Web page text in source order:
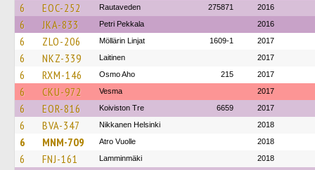
6 EOC-252 Rautaveden 275871 2016
6 JKA-833 Petri Pekkala 2016
6 ZLO-206 Möllärin Linjat 1609-1 2017
6 NKZ-339 Laitinen 2017
6 RXM-146 Osmo Aho 215 2017
6 CKU-972 Vesma 2017
6 EOR-816 Koiviston Tre 6659 2017
6 BVA-347 Nikkanen Helsinki 2018
6 MNM-709 Atro Vuolle 2018
6 FNJ-161 Lamminmäki 2018